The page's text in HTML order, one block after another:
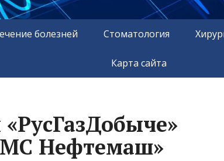
болезней Стоматология
Карта сайта
Нефтемаш»